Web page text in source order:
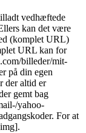
vedhæftede
kan det være
(komplet URL)
URL kan for
billeder/mit-
på din egen
der altid er
gemt bag
yahoo-
For at